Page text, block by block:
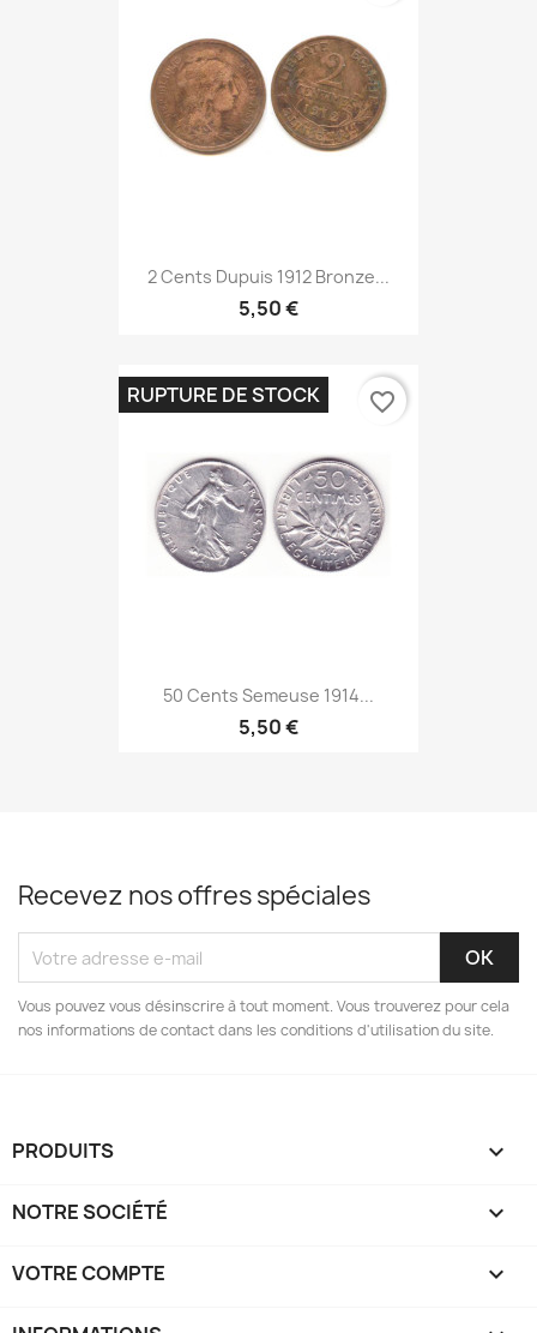
2 Cents Dupuis 1912 Bronze...
5,50 €
50 Cents Semeuse 1914...
5,50 €
RUPTURE DE STOCK favorite_border
Recevez nos offres spéciales
Vous pouvez vous désinscrire à tout moment. Vous trouverez pour cela
nos informations de contact dans les conditions d'utilisation du site.
PRODUITS 
NOTRE SOCIÉTÉ 
VOTRE COMPTE 